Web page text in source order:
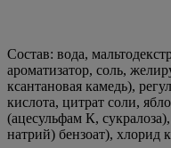
Состав: вода,
ароматизатор, соль,
ксантановая камедь),
кислота, цитрат соли,
(ацесульфам К,
натрий) бензоат), хлорид